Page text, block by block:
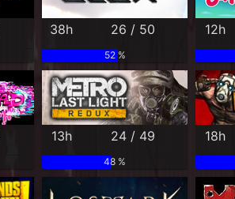
38h 26 / 50
52 %
12h
13h 24 / 49
48 %
18h